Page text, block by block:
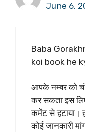
June 6,
Baba
koi book he
आपके नम्बर को
कर सकता इस
कमेंट से हटाया।
कोई जानकारी